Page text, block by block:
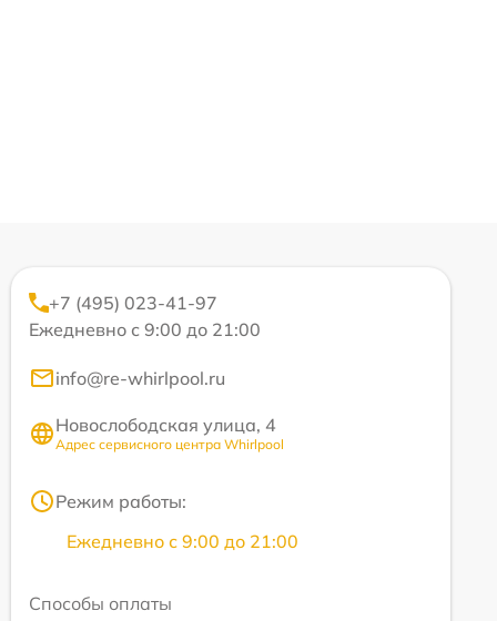
+7 (495) 023-41-97
Ежедневно с 9:00 до 21:00
info@re-whirlpool.ru
Новослободская улица, 4
Адрес сервисного центра Whirlpool
Режим работы:
Ежедневно с 9:00 до 21:00
Способы оплаты